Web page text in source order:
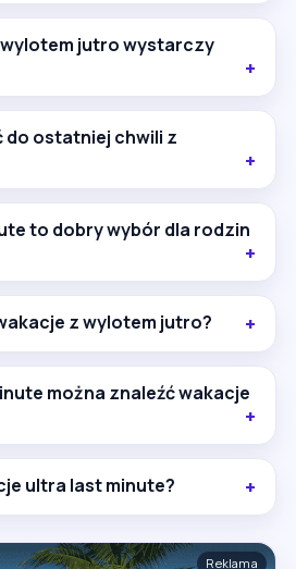
jutro wystarczy
do ostatniej chwili z
to dobry wybór dla rodzin
z wylotem jutro?
można znaleźć wakacje
ultra last minute?
Reklama